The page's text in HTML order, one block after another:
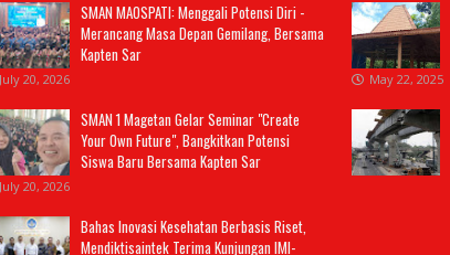
SMAN MAOSPATI: Menggali Potensi Diri -
Merancang Masa Depan Gemilang, Bersama
Kapten Sar
July 20, 2026
SMAN 1 Magetan Gelar Seminar "Create
Your Own Future", Bangkitkan Potensi
Siswa Baru Bersama Kapten Sar
July 20, 2026
Bahas Inovasi Kesehatan Berbasis Riset,
Mendiktisaintek Terima Kunjungan IMI-
May 22, 2025